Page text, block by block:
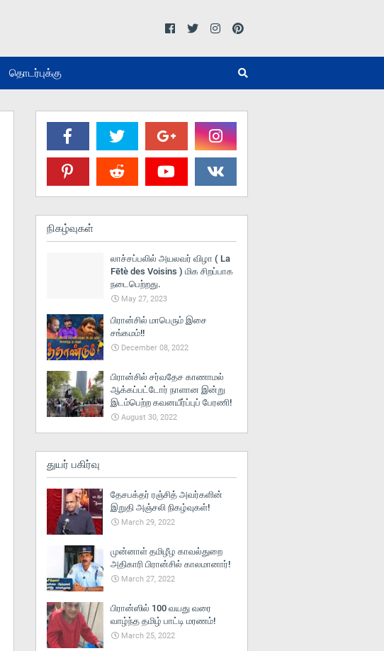
தொடர்புக்கு
நிகழ்வுகள்
லாச்சப்பலில் அயலவர் விழா ( La
Fētè des Voisins ) மிக சிறப்பாக
நடைபெற்றது.
May 27, 2023
பிரான்சில் மாபெரும் இசை
சங்கமம்!!
December 08, 2022
பிரான்சில் சர்வதேச காணாமல்
ஆக்கப்பட்டோர் நாளான இன்று
இடம்பெற்ற கவனயீர்ப்புப் பேரணி!
August 30, 2022
துயர் பகிர்வு
தேசபக்தர் ரஞ்சித் அவர்களின்
இறுதி அஞ்சலி நிகழ்வுகள்!
March 29, 2022
முன்னாள் தமிழீழ காவல்துறை
அதிகாரி பிரான்சில் காலமானார்!
March 27, 2022
பிரான்ஸில் 100 வயது வரை
வாழ்ந்த தமிழ் பாட்டி மரணம்!
March 25, 2022